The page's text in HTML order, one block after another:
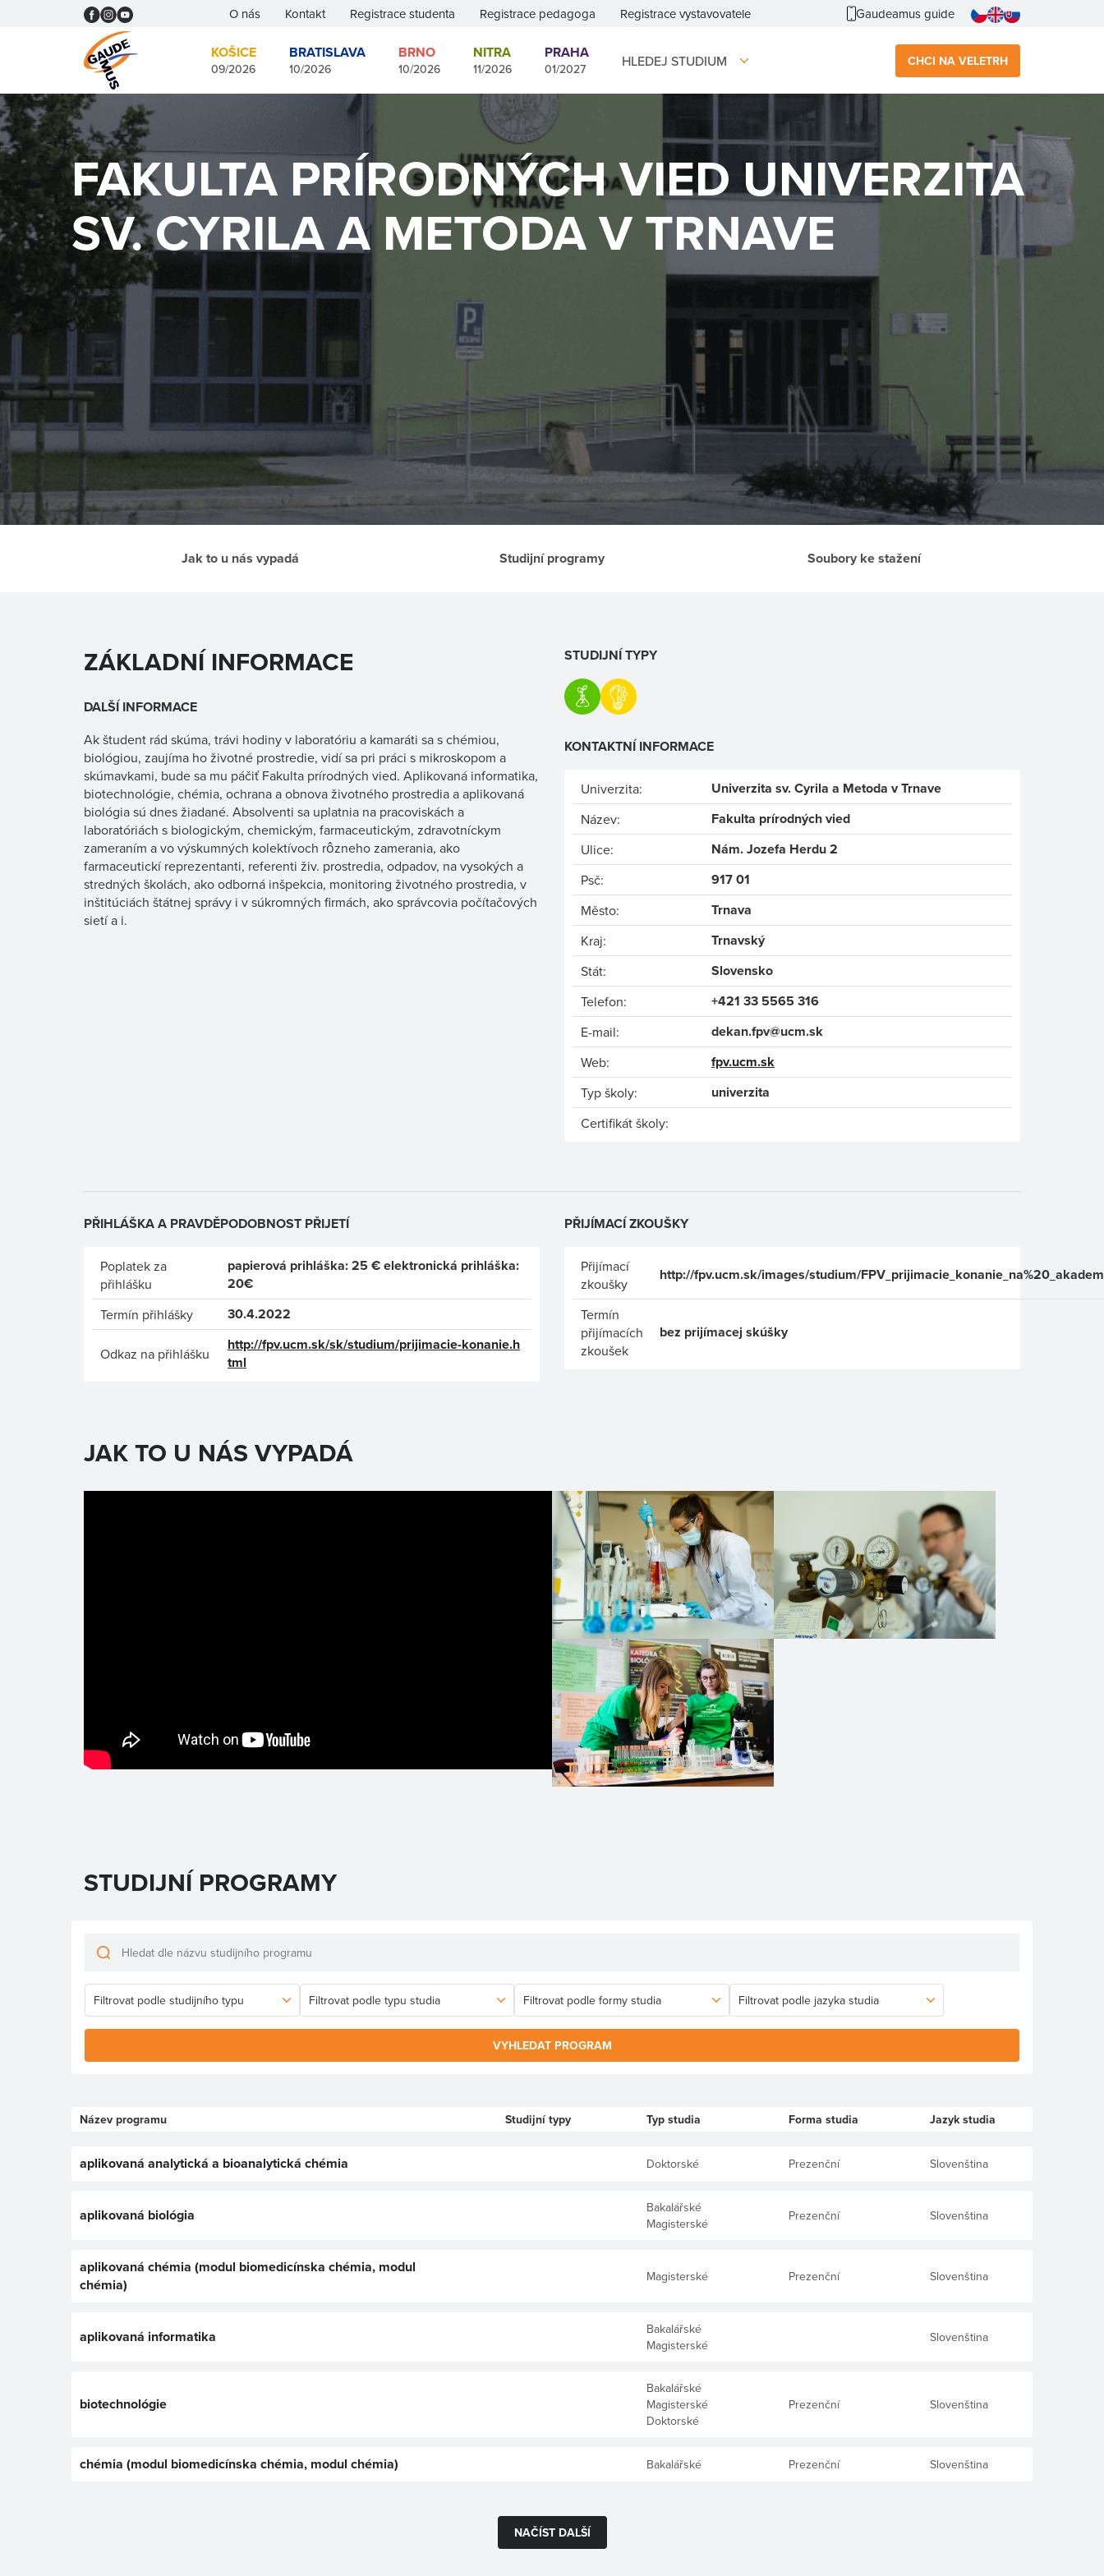
O nás Kontakt Registrace studenta Registrace pedagoga Registrace vystavovatele Gaudeamus guide
KOŠICE
09/2026
BRATISLAVA
10/2026
BRNO
10/2026
NITRA
11/2026
PRAHA
01/2027 HLEDEJ STUDIUM CHCI NA VELETRH
FAKULTA PRÍRODNÝCH VIEDUNIVERZITA
SV. CYRILA A METODA V TRNAVE
Jak to u nás vypadá Studijní programy Soubory ke stažení
ZÁKLADNÍ INFORMACE
DALŠÍ INFORMACE
Ak študent rád skúma, trávi hodiny v laboratóriu a kamaráti sa s chémiou,
biológiou, zaujíma ho životné prostredie, vidí sa pri práci s mikroskopom a
skúmavkami, bude sa mu páčiť Fakulta prírodných vied. Aplikovaná informatika,
biotechnológie, chémia, ochrana a obnova životného prostredia a aplikovaná
biológia sú dnes žiadané. Absolventi sa uplatnia na pracoviskách a
laboratóriách s biologickým, chemickým, farmaceutickým, zdravotníckym
zameraním a vo výskumných kolektívoch rôzneho zamerania, ako
farmaceutickí reprezentanti, referenti živ. prostredia, odpadov, na vysokých a
stredných školách, ako odborná inšpekcia, monitoring životného prostredia, v
inštitúciách štátnej správy i v súkromných firmách, ako správcovia počítačových
sietí a i.
STUDIJNÍ TYPY
KONTAKTNÍ INFORMACE
Univerzita: Univerzita sv. Cyrila a Metoda v Trnave
Název: Fakulta prírodných vied
Ulice: Nám. Jozefa Herdu 2
Psč: 917 01
Město: Trnava
Kraj: Trnavský
Stát: Slovensko
Telefon: +421 33 5565 316
E-mail: dekan.fpv@ucm.sk
Web: fpv.ucm.sk
Typ školy: univerzita
Certifikát školy:
PŘIHLÁŠKA A PRAVDĚPODOBNOST PŘIJETÍ
Poplatek za
přihlášku
papierová prihláška: 25 € elektronická prihláška:
20€
Termín přihlášky 30.4.2022
Odkaz na přihlášku
http://fpv.ucm.sk/sk/studium/prijimacie-konanie.h
tml
PŘIJÍMACÍ ZKOUŠKY
Přijímací
zkoušky
http://fpv.ucm.sk/images/studium/
Termín
přijímacích
zkoušek
bez prijímacej skúšky
JAK TO U NÁS VYPADÁ
STUDIJNÍ PROGRAMY
VYHLEDAT PROGRAM
Název programu Studijní typy Typ studia Forma studia Jazyk studia
aplikovaná analytická a bioanalytická chémia Doktorské Prezenční Slovenština
aplikovaná biológia
Bakalářské
Magisterské
Prezenční Slovenština
aplikovaná chémia (modul biomedicínska chémia, modul
chémia)
Magisterské Prezenční Slovenština
aplikovaná informatika
Bakalářské
Magisterské
Slovenština
biotechnológie
Bakalářské
Magisterské
Doktorské
Prezenční Slovenština
chémia (modul biomedicínska chémia, modul chémia) Bakalářské Prezenční Slovenština
NAČÍST DALŠÍ